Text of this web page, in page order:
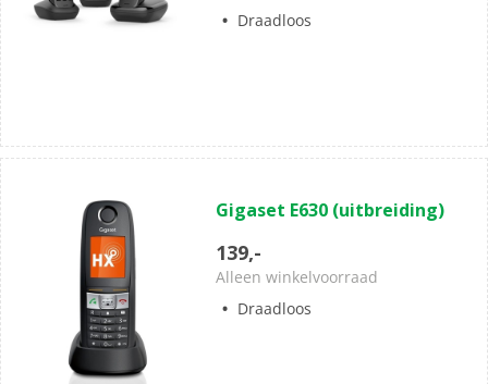
Draadloos
van
5
sterren.
Gigaset E630 (uitbreiding)
139,-
Alleen winkelvoorraad
Draadloos